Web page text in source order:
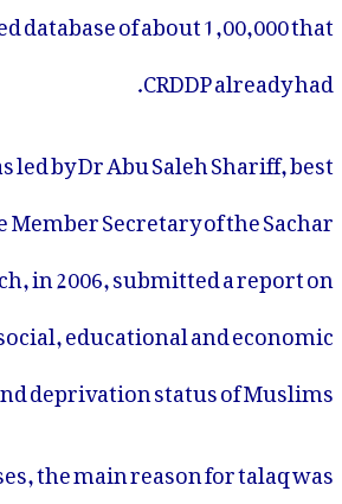
database of about 1,00,000 that
CRDDP already had.
led by Dr Abu Saleh Shariff, best
Secretary of the Sachar
in 2006, submitted a report on
educational and economic
deprivation status of Muslims.
the main reason for talaq was